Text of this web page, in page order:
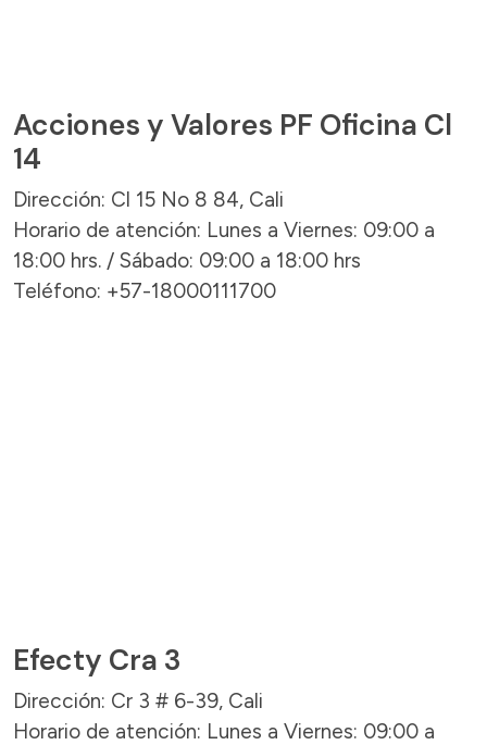
Acciones y Valores PF Oficina Cl
14
Dirección: Cl 15 No 8 84, Cali
Horario de atención: Lunes a Viernes: 09:00 a
18:00 hrs. / Sábado: 09:00 a 18:00 hrs
Teléfono: +57-18000111700
Efecty Cra 3
Dirección: Cr 3 # 6-39, Cali
Horario de atención: Lunes a Viernes: 09:00 a